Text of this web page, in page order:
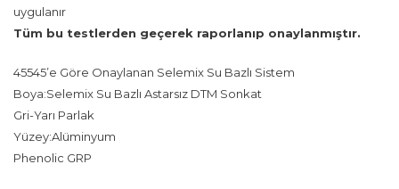
uygulanır
Tüm bu testlerden geçerek raporlanıp onaylanmıştır.
45545’e Göre Onaylanan Selemix Su Bazlı Sistem
Boya:Selemix Su Bazlı Astarsız DTM Sonkat
Gri-Yarı Parlak
Yüzey:Alüminyum
Phenolic GRP